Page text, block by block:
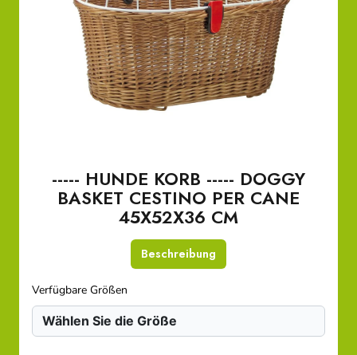
----- HUNDE KORB ----- DOGGY
BASKET CESTINO PER CANE
45X52X36 CM
Beschreibung
Verfügbare Größen